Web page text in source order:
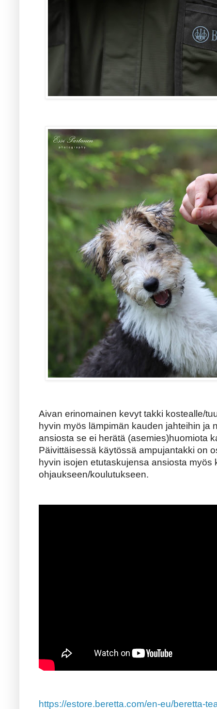
Aivan erinomainen kevyt takki kostealle/
hyvin myös lämpimän kauden jahteihin ja
ansiosta se ei herätä (asemies)huomiota
Päivittäisessä käytössä ampujantakki on
hyvin isojen etutaskujensa ansiosta myös
ohjaukseen/koulutukseen.
https://estore.beretta.com/en-eu/beretta-